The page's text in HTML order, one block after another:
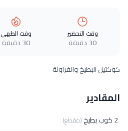
وقت التحضير
30 دقيقة
وقت الطهي
30 دقيقة
كوكتيل البطيخ والفراولة
المقادير
2 كوب بطيخ(مقطع)